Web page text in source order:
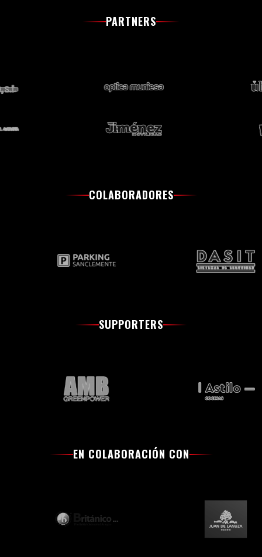
PARTNERS
COLABORADORES
SUPPORTERS
EN COLABORACIÓN CON